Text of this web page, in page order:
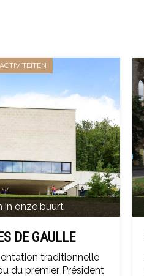
in onze buurt
DE GAULLE
traditionnelle
du premier Président